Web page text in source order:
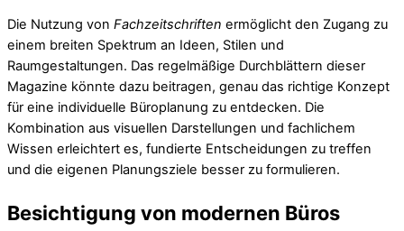
Die Nutzung von Fachzeitschriften ermöglicht den Zugang zu
einem breiten Spektrum an Ideen, Stilen und
Raumgestaltungen. Das regelmäßige Durchblättern dieser
Magazine könnte dazu beitragen, genau das richtige Konzept
für eine individuelle Büroplanung zu entdecken. Die
Kombination aus visuellen Darstellungen und fachlichem
Wissen erleichtert es, fundierte Entscheidungen zu treffen
und die eigenen Planungsziele besser zu formulieren.
Besichtigung von modernen Büros